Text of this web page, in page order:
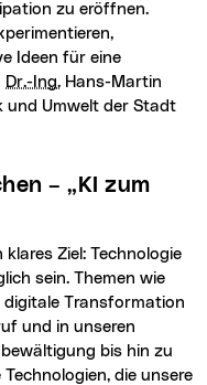
zu eröffnen.
Ideen für eine
Dr.-Ing. Hans-Martin
und Umwelt der Stadt
sein. Themen wie
digitale Transformation
und in unseren
bis hin zu
die unsere